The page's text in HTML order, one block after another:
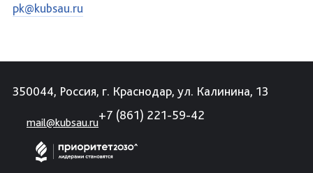
pk@kubsau.ru
350044, Россия, г. Краснодар, ул. Калинина, 13
mail@kubsau.ru
+7 (861) 221-59-42